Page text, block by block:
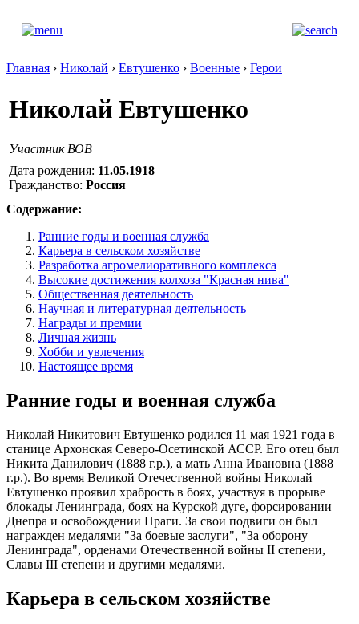
Главная › Николай › Евтушенко › Военные › Герои
Николай Евтушенко
Участник ВОВ
Дата рождения: 11.05.1918
Гражданство: Россия
Содержание:
Ранние годы и военная служба
Карьера в сельском хозяйстве
Разработка агромелиоративного комплекса
Высокие достижения колхоза "Красная нива"
Общественная деятельность
Научная и литературная деятельность
Награды и премии
Личная жизнь
Хобби и увлечения
Настоящее время
Ранние годы и военная служба
Николай Никитович Евтушенко родился 11 мая 1921 года в
станице Архонская Северо-Осетинской АССР. Его отец был
Никита Данилович (1888 г.р.), а мать Анна Ивановна (1888
г.р.). Во время Великой Отечественной войны Николай
Евтушенко проявил храбрость в боях, участвуя в прорыве
блокады Ленинграда, боях на Курской дуге, форсировании
Днепра и освобождении Праги. За свои подвиги он был
награжден медалями "За боевые заслуги", "За оборону
Ленинграда", орденами Отечественной войны II степени,
Славы III степени и другими медалями.
Карьера в сельском хозяйстве